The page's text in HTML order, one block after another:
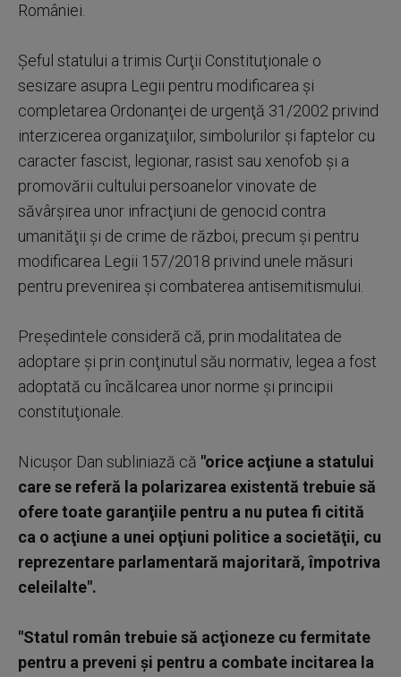
României.
Şeful statului a trimis Curţii Constituţionale o
sesizare asupra Legii pentru modificarea şi
completarea Ordonanţei de urgenţă 31/2002 privind
interzicerea organizaţiilor, simbolurilor şi faptelor cu
caracter fascist, legionar, rasist sau xenofob şi a
promovării cultului persoanelor vinovate de
săvârşirea unor infracţiuni de genocid contra
umanităţii şi de crime de război, precum şi pentru
modificarea Legii 157/2018 privind unele măsuri
pentru prevenirea şi combaterea antisemitismului.
Preşedintele consideră că, prin modalitatea de
adoptare şi prin conţinutul său normativ, legea a fost
adoptată cu încălcarea unor norme şi principii
constituţionale.
Nicuşor Dan subliniază că "orice acţiune a statului
care se referă la polarizarea existentă trebuie să
ofere toate garanţiile pentru a nu putea fi citită
ca o acţiune a unei opţiuni politice a societăţii, cu
reprezentare parlamentară majoritară, împotriva
celeilalte".
"Statul român trebuie să acţioneze cu fermitate
pentru a preveni şi pentru a combate incitarea la